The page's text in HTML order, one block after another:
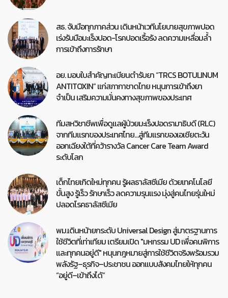
สธ. จับมือทุกภาคส่วน เดินหน้าเวทีนโยบายสุขภาพปอด
เร่งรับมือมะเร็งปอด-โรคปอดเรื้อรัง ลดความเหลื่อมล้ำ
การเข้าถึงการรักษา
อย. มอบใบสำคัญทะเบียนตำรับยา “TRCS BOTULINUM
ANTITOXIN” แก่สภากาชาดไทย หนุนการเข้าถึงยา
จำเป็น เสริมความมั่นคงทางสุขภาพของประเทศ
ทีมสหวิชาชีพเพื่อดูแลผู้ป่วยมะเร็งปอดรามาธิบดี (RLC)
จากทีมแรกของประเทศไทย…สู่ทีมแรกของเอเชียตะวัน
ออกเฉียงใต้ที่คว้ารางวัล Cancer Care Team Award
ระดับโลก
เด็กไทยเกิดใหม่ทุกคน รู้ผลธาลัสซีเมีย ด้วยเทคโนโลยี
ขั้นสูง รู้เร็ว รักษาเร็ว ลดความรุนแรง มุ่งสู่คนไทยรุ่นใหม่
ปลอดโรคธาลัสซีเมีย
พม.เดินหน้ายกระดับ Universal Design สู่มาตรฐานการ
ใช้ชีวิตที่เท่าเทียม เตรียมเปิด "มหกรรม UD เพื่อคนพิการ
และทุกคนอยู่ดี" หนุนกฎหมายสู่การใช้ชีวิตจริงพร้อมรวม
พลังรัฐ–ธุรกิจ–ประชาชน ออกแบบสังคมไทยให้ทุกคน
“อยู่ดี–เข้าถึงได้”